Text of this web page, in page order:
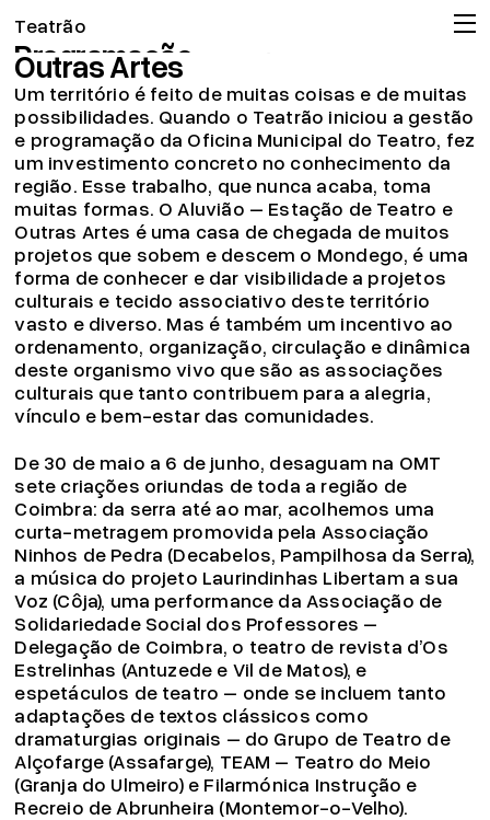
Teatrão
Programação
Companhia
Associação
Circulação
Projeto pedagógico
Arquivo
OMT
Apoios
Bilheteira
© 2026 Teatrão – Companhia de Teatro, Coimbra
19.04.26
Já pode consignar o seu IRS!
Ler mais
Aluvião 2026 | Estação de Teatro e
Outras Artes
Um território é feito de muitas coisas e de muitas
possibilidades. Quando o Teatrão iniciou a gestão
e programação da Oficina Municipal do Teatro, fez
um investimento concreto no conhecimento da
região. Esse trabalho, que nunca acaba, toma
muitas formas. O Aluvião – Estação de Teatro e
Outras Artes é uma casa de chegada de muitos
projetos que sobem e descem o Mondego, é uma
forma de conhecer e dar visibilidade a projetos
culturais e tecido associativo deste território
vasto e diverso. Mas é também um incentivo ao
ordenamento, organização, circulação e dinâmica
deste organismo vivo que são as associações
culturais que tanto contribuem para a alegria,
vínculo e bem-estar das comunidades.
De 30 de maio a 6 de junho, desaguam na OMT
sete criações oriundas de toda a região de
Coimbra: da serra até ao mar, acolhemos uma
curta-metragem promovida pela Associação
Ninhos de Pedra (Decabelos, Pampilhosa da Serra),
a música do projeto Laurindinhas Libertam a sua
Voz (Côja), uma performance da Associação de
Solidariedade Social dos Professores –
Delegação de Coimbra, o teatro de revista d’Os
Estrelinhas (Antuzede e Vil de Matos), e
espetáculos de teatro – onde se incluem tanto
adaptações de textos clássicos como
dramaturgias originais – do Grupo de Teatro de
Alçofarge (Assafarge), TEAM – Teatro do Meio
(Granja do Ulmeiro) e Filarmónica Instrução e
Recreio de Abrunheira (Montemor-o-Velho).